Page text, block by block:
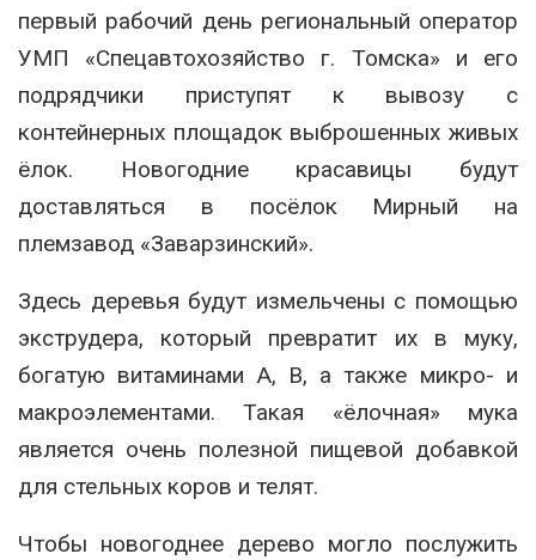
первый рабочий день региональный оператор
УМП «Спецавтохозяйство г. Томска» и его
подрядчики приступят к вывозу с
контейнерных площадок выброшенных живых
ёлок. Новогодние красавицы будут
доставляться в посёлок Мирный на
племзавод «Заварзинский».
Здесь деревья будут измельчены с помощью
экструдера, который превратит их в муку,
богатую витаминами А, В, а также микро- и
макроэлементами. Такая «ёлочная» мука
является очень полезной пищевой добавкой
для стельных коров и телят.
Чтобы новогоднее дерево могло послужить